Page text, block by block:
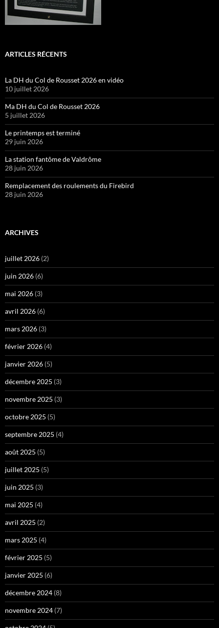
ARTICLES RÉCENTS
La DH du Col de Rousset 2026 en vidéo
10 juillet 2026
Ma DH du Col de Rousset 2026
5 juillet 2026
Le printemps est terminé
29 juin 2026
La station fantôme de Valdrôme
28 juin 2026
Remplacement des roulements du Firebird
28 juin 2026
ARCHIVES
juillet 2026 (2)
juin 2026 (6)
mai 2026 (3)
avril 2026 (6)
mars 2026 (3)
février 2026 (4)
janvier 2026 (5)
décembre 2025 (3)
novembre 2025 (3)
octobre 2025 (5)
septembre 2025 (4)
août 2025 (5)
juillet 2025 (5)
juin 2025 (3)
mai 2025 (4)
avril 2025 (2)
mars 2025 (4)
février 2025 (5)
janvier 2025 (6)
décembre 2024 (8)
novembre 2024 (7)